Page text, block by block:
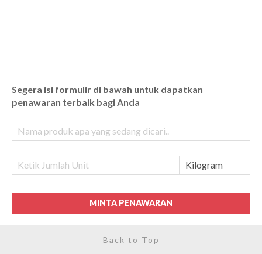
Segera isi formulir di bawah untuk dapatkan
penawaran terbaik bagi Anda
MINTA PENAWARAN
Back to Top